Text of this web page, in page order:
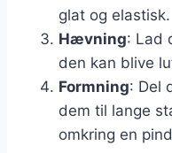
glat og elastisk.
Hævning: Lad
den kan blive
Formning: Del
dem til lange
omkring en